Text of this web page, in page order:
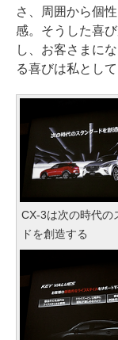
さ、周囲から個
感。そうした喜
し、お客さまに
る喜びは私とし
CX-3は次の時代の
ドを創造する